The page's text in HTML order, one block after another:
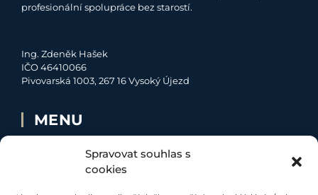
Spravovat souhlas s
cookies
profesionální spolupráce bez starostí.
Ing. Zdeněk Hašek
IČO 46410066
Pivovarská 1003, 267 16 Vysoký Újezd
MENU